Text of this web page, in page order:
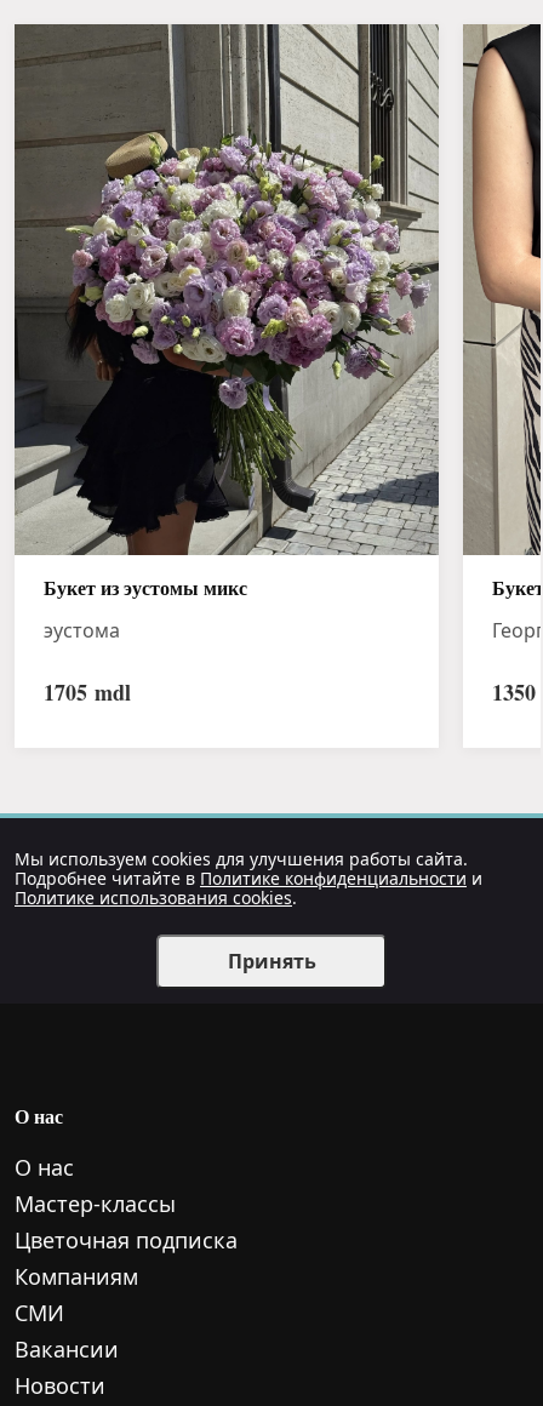
Букет из эустомы микс
эустома
1705 mdl 1350
Мы используем cookies для улучшения работы сайта.
Подробнее читайте в Политике конфиденциальности и
Политике использования cookies.
Принять
О нас
О нас
Мастер-классы
Цветочная подписка
Компаниям
СМИ
Вакансии
Новости